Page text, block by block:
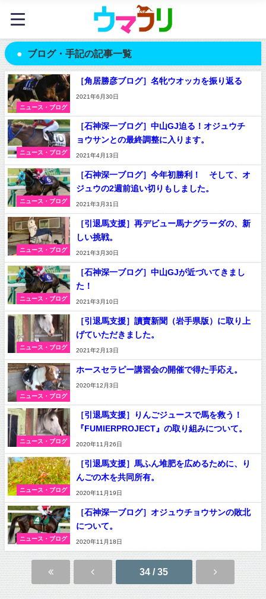
ブログ・手記の記事一覧
ニュース・ブログ
［角居勝彦ブログ］名牝ウオッカを振り返る
2021年6月30日
ニュース・ブログ
［石神深一ブログ］中山GJ迫る！オジュウチ
ョウサンとの最終調整に入ります。
2021年4月13日
ニュース・ブログ
［石神深一ブログ］今年初勝利！ そして、オ
ジュウの2週前追い切りもしました。
2021年3月31日
ニュース・ブログ
［引退馬支援］再デビュー馬ナグラーダの、新
しい挑戦。
2021年3月30日
ニュース・ブログ
［石神深一ブログ］中山GJが近づいてきまし
た！
2021年3月10日
ニュース・ブログ
［引退馬支援］讀賣新聞（岩手県版）に取り上
げていただきました。
2021年2月13日
ニュース・ブログ
ホースセラピー講習会の開催で得た手応え。
2020年12月3日
ニュース・ブログ
［引退馬支援］りんごジュースで馬を救う！
『FUMIERPROJECT』の取り組みについて。
2020年11月26日
ニュース・ブログ
［引退馬支援］馬ふん堆肥を広めるために、り
んごの木を共同所有。
2020年11月19日
ニュース・ブログ
［石神深一ブログ］オジュウチョウサンの敗北
について。
2020年11月18日
34 / 35